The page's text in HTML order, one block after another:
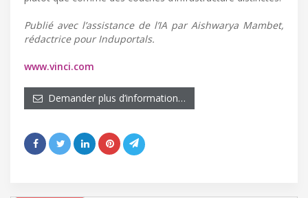
Publié avec l’assistance de l’IA par Aishwarya Mambet,
rédactrice pour Induportals.
www.vinci.com
Demander plus d’information…